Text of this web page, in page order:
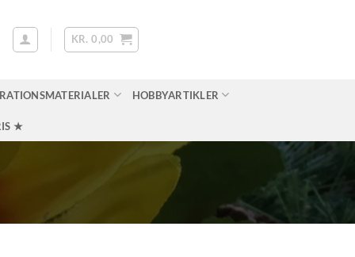
KR. 0,00
HOBBYARTIKLER
★